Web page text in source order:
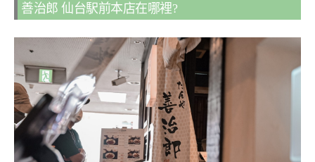
善治郎 仙台駅前本店在哪裡?